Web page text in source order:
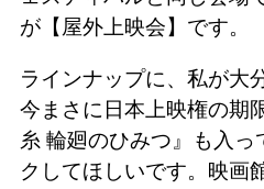
が【屋外上映会】です。
ラインナップに、私が大
今まさに日本上映権の期
糸 輪廻のひみつ』も入っ
クしてほしいです。映画